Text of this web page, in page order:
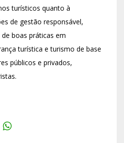
turísticos quanto à
de gestão responsável,
boas práticas em
turística e turismo de base
públicos e privados,